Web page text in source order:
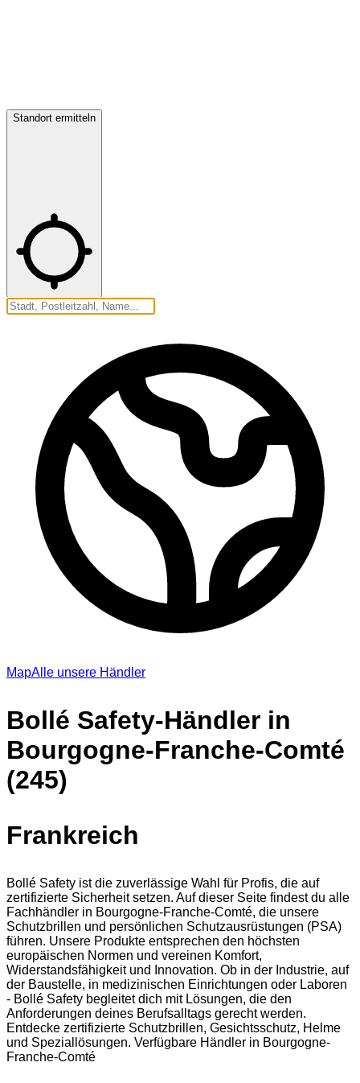
Standort ermitteln
MapAlle unsere Händler
Bollé Safety-Händler in
Bourgogne-Franche-Comté
(245)
Frankreich
Bollé Safety ist die zuverlässige Wahl für Profis, die auf
zertifizierte Sicherheit setzen. Auf dieser Seite findest du alle
Fachhändler in Bourgogne-Franche-Comté, die unsere
Schutzbrillen und persönlichen Schutzausrüstungen (PSA)
führen. Unsere Produkte entsprechen den höchsten
europäischen Normen und vereinen Komfort,
Widerstandsfähigkeit und Innovation. Ob in der Industrie, auf
der Baustelle, in medizinischen Einrichtungen oder Laboren
- Bollé Safety begleitet dich mit Lösungen, die den
Anforderungen deines Berufsalltags gerecht werden.
Entdecke zertifizierte Schutzbrillen, Gesichtsschutz, Helme
und Speziallösungen. Verfügbare Händler in Bourgogne-
Franche-Comté